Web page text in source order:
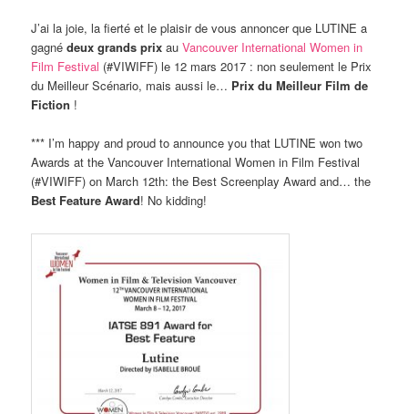
J’ai la joie, la fierté et le plaisir de vous annoncer que LUTINE a
gagnédeux grands prix auVancouver International Women in
Film Festival (#VIWIFF) le 12 mars 2017 : non seulement le Prix
du Meilleur Scénario, mais aussi le… Prix du Meilleur Film de
Fiction !
*** I’m happy and proud to announce you that LUTINE won two
Awards at the Vancouver International Women in Film Festival
(#VIWIFF) on March 12th: the Best Screenplay Award and… the
Best Feature Award! No kidding!